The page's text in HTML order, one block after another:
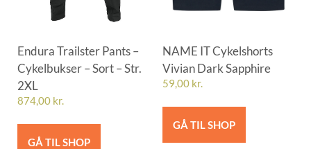
Endura Trailster Pants –
Cykelbukser – Sort – Str.
2XL
874,00 kr.
GÅ TIL SHOP
NAME IT Cykelshorts
Vivian Dark Sapphire
59,00 kr.
GÅ TIL SHOP